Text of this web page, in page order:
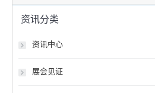
资讯分类
资讯中心
展会见证